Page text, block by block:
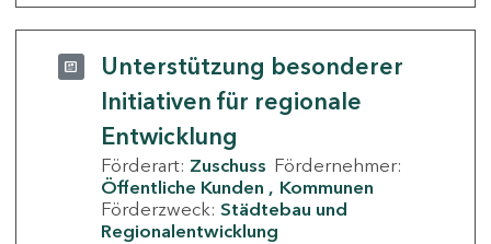
Unterstützung besonderer
Initiativen für regionale
Entwicklung
Förderart: Zuschuss Fördernehmer:
Öffentliche Kunden
Kommunen
Förderzweck: Städtebau und
Regionalentwicklung